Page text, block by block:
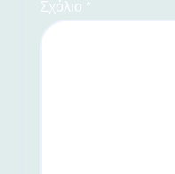
Σχόλιο *